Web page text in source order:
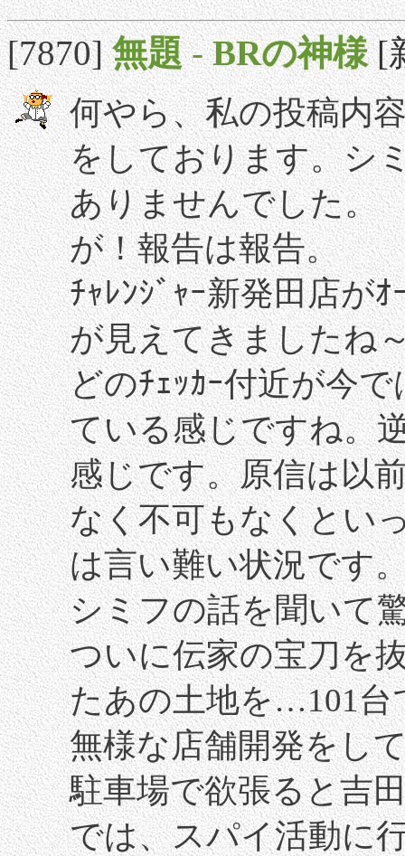
[7870]無題-BRの神様 [
何やら、私の投稿内
をしております。シ
ありませんでした。
が！報告は報告。
ﾁｬﾚﾝｼﾞｬｰ新発田店が
が見えてきましたね
どのﾁｪｯｶｰ付近が今
ている感じですね。
感じです。原信は以
なく不可もなくとい
は言い難い状況です
シミフの話を聞いて
ついに伝家の宝刀を
たあの土地を…101台
無様な店舗開発をし
駐車場で欲張ると吉
では、スパイ活動に